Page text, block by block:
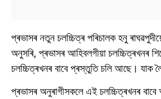
প্ৰভাসৰ নতুন চলচ্চিত্ৰ পৰিচালক হনু
অনুসৰি, প্ৰভাসৰ আহিবলগীয়া চলচ্চিত্ৰখনৰ
চলচ্চিত্ৰখনৰ বাবে প্ৰস্তুতি চলি আছে। যাক
প্ৰভাসৰ অনুৰাগীসকলে এই চলচ্চিত্ৰখনৰ